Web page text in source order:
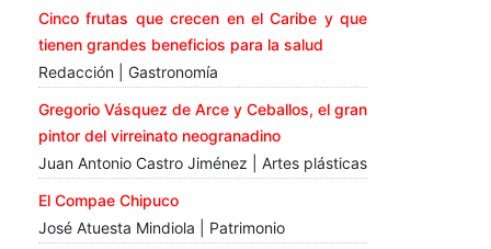
Cinco frutas que crecen en el Caribe y que
tienen grandes beneficios para la salud
Redacción | Gastronomía
Gregorio Vásquez de Arce y Ceballos, el gran
pintor del virreinato neogranadino
Juan Antonio Castro Jiménez | Artes plásticas
El Compae Chipuco
José Atuesta Mindiola | Patrimonio